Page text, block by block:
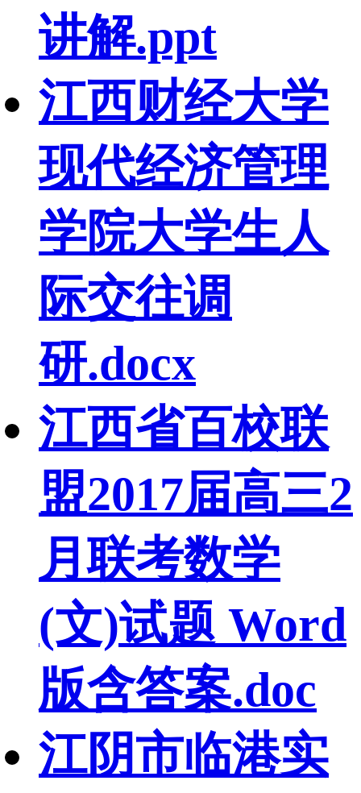
讲解.ppt
江西财经大学
现代经济管理
学院大学生人
际交往调
研.docx
江西省百校联
盟2017届高三2
月联考数学
(文)试题 Word
版含答案.doc
江阴市临港实